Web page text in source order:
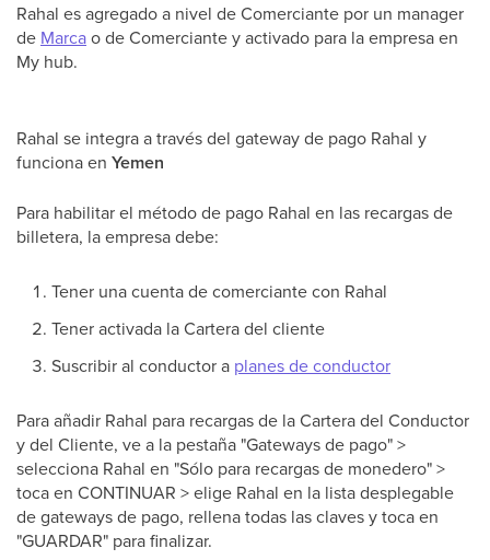
Rahal es agregado a nivel de Comerciante por un manager
de Marcao de Comerciante y activado para la empresa en
My hub.
Rahal se integra a través del gateway de pago Rahal y
funciona en Yemen
Para habilitar el método de pago Rahal en las recargas de
billetera, la empresa debe:
Tener una cuenta de comerciante con Rahal
Tener activada la Cartera del cliente
Suscribir al conductor a planes de conductor
Para añadir Rahal para recargas de la Cartera del Conductor
y del Cliente, ve a la pestaña "Gateways de pago" >
selecciona Rahal en "Sólo para recargas de monedero" >
toca en CONTINUAR > elige Rahal en la lista desplegable
de gateways de pago, rellena todas las claves y toca en
"GUARDAR" para finalizar.